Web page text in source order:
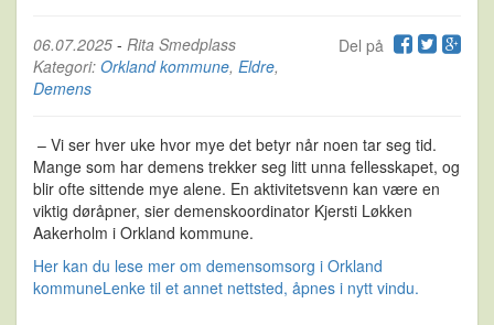
Del på
06.07.2025 - Rita Smedplass
Kategori: Orkland kommune, Eldre,
Demens
– Vi ser hver uke hvor mye det betyr når noen tar seg tid.
Mange som har demens trekker seg litt unna fellesskapet, og
blir ofte sittende mye alene. En aktivitetsvenn kan være en
viktig døråpner, sier demenskoordinator Kjersti Løkken
Aakerholm i Orkland kommune.
Her kan du lese mer om demensomsorg i Orkland
kommuneLenke til et annet nettsted, åpnes i nytt vindu.